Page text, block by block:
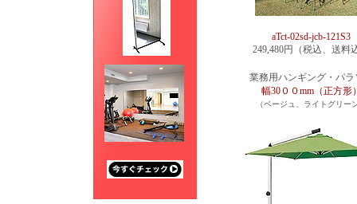
aTct-02sd-jcb-121S3
249,480円（税込、送料
業務用ハンギング・パラ
幅30００mm（正方形
（ベージュ、ライトグリー